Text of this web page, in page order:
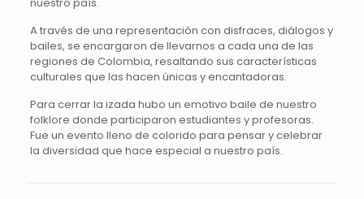
A través de una representación con disfraces, diálogos y
bailes, se encargaron de llevarnos a cada una de las
regiones de Colombia, resaltando sus características
culturales que las hacen únicas y encantadoras.
Para cerrar la izada hubo un emotivo baile de nuestro
folklore donde participaron estudiantes y profesoras.
Fue un evento lleno de colorido para pensar y celebrar
la diversidad que hace especial a nuestro país.